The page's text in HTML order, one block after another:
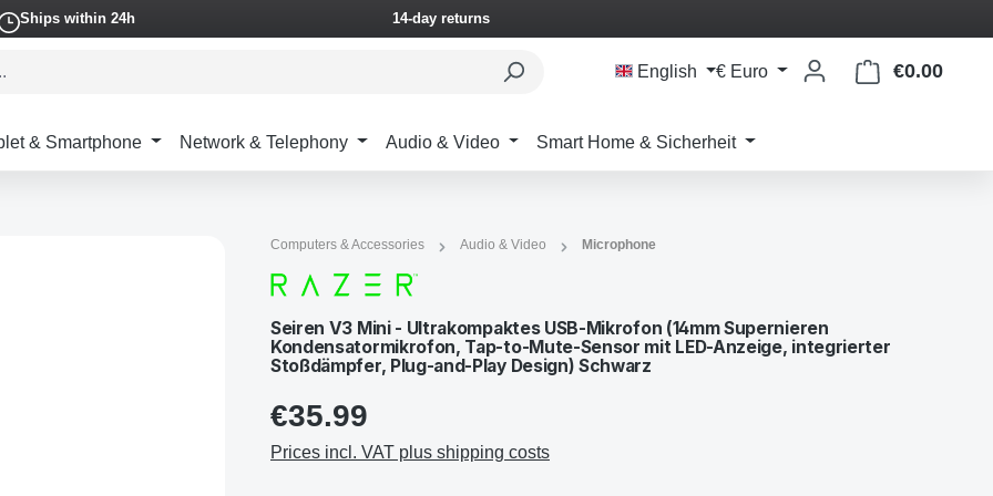
Ships within 24h 14-day returns
English € Euro €0.00
& Smartphone Network & Telephony Audio & Video Smart Home & Sicherheit
Computers & Accessories Audio & Video Microphone
Seiren V3 Mini - Ultrakompaktes USB-Mikrofon (14mm Supernieren
Kondensatormikrofon, Tap-to-Mute-Sensor mit LED-Anzeige, integrierter
Stoßdämpfer, Plug-and-Play Design) Schwarz
€35.99
Prices incl. VAT plus shipping costs